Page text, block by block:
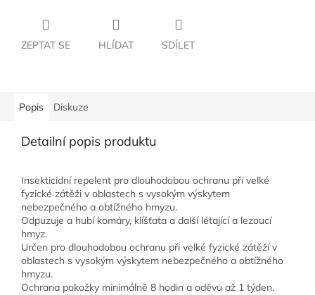
ZEPTAT SE HLÍDAT SDÍLET
Popis Diskuze
Detailní popis produktu
Insekticidní repelent pro dlouhodobou ochranu při velké
fyzické zátěži v oblastech s vysokým výskytem
nebezpečného a obtížného hmyzu.
Odpuzuje a hubí komáry, klíšťata a další létající a lezoucí
hmyz.
Určen pro dlouhodobou ochranu při velké fyzické zátěží v
oblastech s vysokým výskytem nebezpečného a obtížného
hmyzu.
Ochrana pokožky minimálně 8 hodin a oděvu až 1 týden.